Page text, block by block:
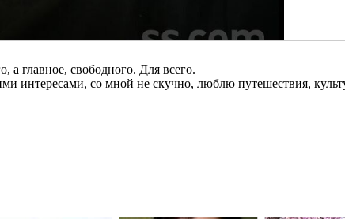
а главное, свободного. Для всего.
интересами, со мной не скучно, люблю путешествия,